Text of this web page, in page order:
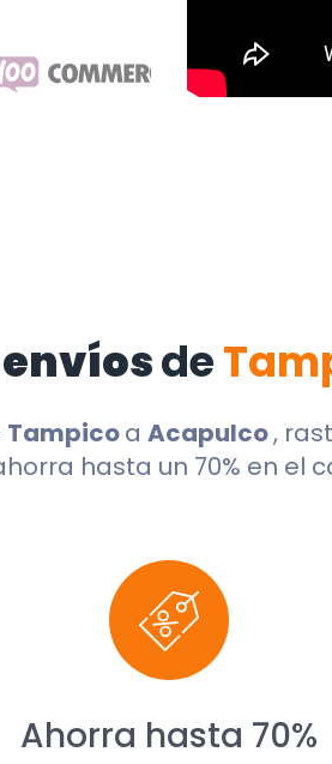
de
Tampicoa Acapulco,
hasta un 70% en el
Ahorra hasta 70%